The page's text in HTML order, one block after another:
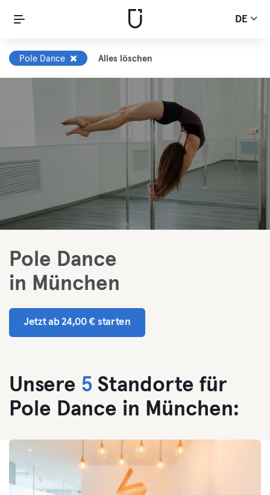
DE
Pole Dance Alles löschen
Pole Dance
in München
Jetzt ab 24,00 € starten
Unsere 5 Standorte für
Pole Dance in München: